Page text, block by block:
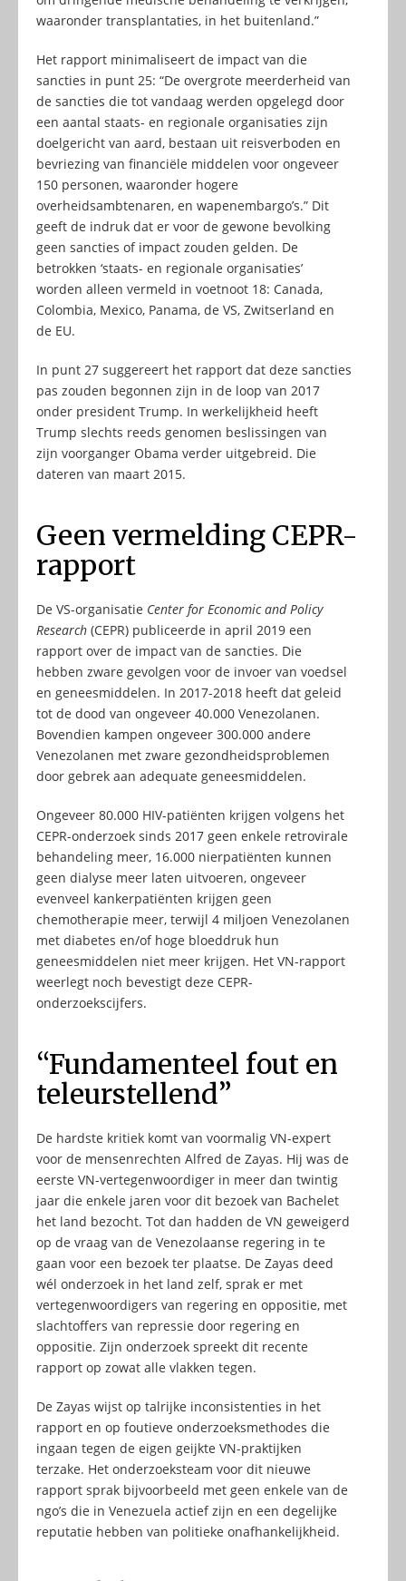
waaronder transplantaties, in het buitenland.”
Het rapport minimaliseert de impact van die
sancties in punt 25: “De overgrote meerderheid van
de sancties die tot vandaag werden opgelegd door
een aantal staats- en regionale organisaties zijn
doelgericht van aard, bestaan uit reisverboden en
bevriezing van financiële middelen voor ongeveer
150 personen, waaronder hogere
overheidsambtenaren, en wapenembargo’s.” Dit
geeft de indruk dat er voor de gewone bevolking
geen sancties of impact zouden gelden. De
betrokken ‘staats- en regionale organisaties’
worden alleen vermeld in voetnoot 18: Canada,
Colombia, Mexico, Panama, de VS, Zwitserland en
de EU.
In punt 27 suggereert het rapport dat deze sancties
pas zouden begonnen zijn in de loop van 2017
onder president Trump. In werkelijkheid heeft
Trump slechts reeds genomen beslissingen van
zijn voorganger Obama verder uitgebreid. Die
dateren van maart 2015.
Geen vermelding CEPR-
rapport
De VS-organisatie Center for Economic and Policy
Research (CEPR) publiceerde in april 2019 een
rapport over de impact van de sancties. Die
hebben zware gevolgen voor de invoer van voedsel
en geneesmiddelen. In 2017-2018 heeft dat geleid
tot de dood van ongeveer 40.000 Venezolanen.
Bovendien kampen ongeveer 300.000 andere
Venezolanen met zware gezondheidsproblemen
door gebrek aan adequate geneesmiddelen.
Ongeveer 80.000 HIV-patiënten krijgen volgens het
CEPR-onderzoek sinds 2017 geen enkele retrovirale
behandeling meer, 16.000 nierpatiënten kunnen
geen dialyse meer laten uitvoeren, ongeveer
evenveel kankerpatiënten krijgen geen
chemotherapie meer, terwijl 4 miljoen Venezolanen
met diabetes en/of hoge bloeddruk hun
geneesmiddelen niet meer krijgen. Het VN-rapport
weerlegt noch bevestigt deze CEPR-
onderzoekscijfers.
“Fundamenteel fout en
teleurstellend”
De hardste kritiek komt van voormalig VN-expert
voor de mensenrechten Alfred de Zayas. Hij was de
eerste VN-vertegenwoordiger in meer dan twintig
jaar die enkele jaren voor dit bezoek van Bachelet
het land bezocht. Tot dan hadden de VN geweigerd
op de vraag van de Venezolaanse regering in te
gaan voor een bezoek ter plaatse. De Zayas deed
wél onderzoek in het land zelf, sprak er met
vertegenwoordigers van regering en oppositie, met
slachtoffers van repressie door regering en
oppositie. Zijn onderzoek spreekt dit recente
rapport op zowat alle vlakken tegen.
De Zayas wijst op talrijke inconsistenties in het
rapport en op foutieve onderzoeksmethodes die
ingaan tegen de eigen geijkte VN-praktijken
terzake. Het onderzoeksteam voor dit nieuwe
rapport sprak bijvoorbeeld met geen enkele van de
ngo’s die in Venezuela actief zijn en een degelijke
reputatie hebben van politieke onafhankelijkheid.